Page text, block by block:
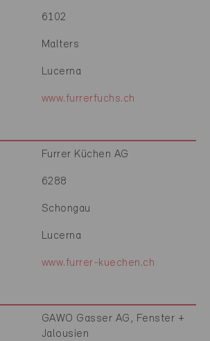
6102
Malters
Lucerna
www.furrerfuchs.ch
Furrer Küchen AG
6288
Schongau
Lucerna
www.furrer-kuechen.ch
GAWO Gasser AG, Fenster +
Jalousien